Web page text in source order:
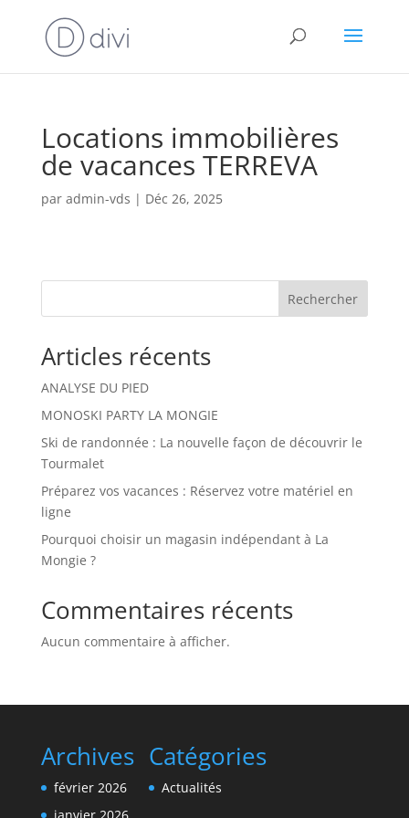
Locations immobilières
de vacances TERREVA
par admin-vds | Déc 26, 2025
Rechercher
Articles récents
ANALYSE DU PIED
MONOSKI PARTY LA MONGIE
Ski de randonnée : La nouvelle façon de découvrir le
Tourmalet
Préparez vos vacances : Réservez votre matériel en
ligne
Pourquoi choisir un magasin indépendant à La
Mongie ?
Commentaires récents
Aucun commentaire à afficher.
Archives
février 2026
Catégories
Actualités